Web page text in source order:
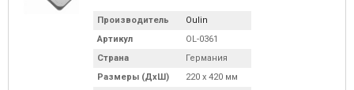
Производитель
Oulin
Артикул
OL-0361
Страна
Германия
Размеры (ДхШ)
220 х 420 мм